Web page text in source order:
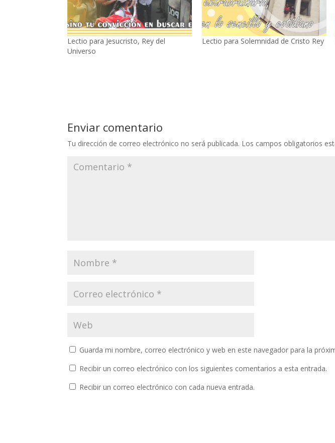
Lectio para Jesucristo, Rey del
Universo
Lectio para Solemnidad de Cristo Rey
Enviar comentario
Tu dirección de correo electrónico no será publicada. Los campos obligatorios
Guarda mi nombre, correo electrónico y web en este navegador para la
Recibir un correo electrónico con los siguientes comentarios a esta entrada.
Recibir un correo electrónico con cada nueva entrada.